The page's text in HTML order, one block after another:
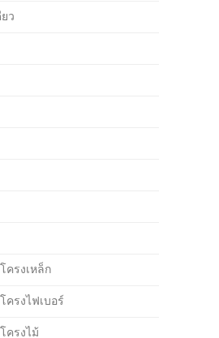
ว
ครงเหล็ก
ครงไฟเบอร์
ครงไม้